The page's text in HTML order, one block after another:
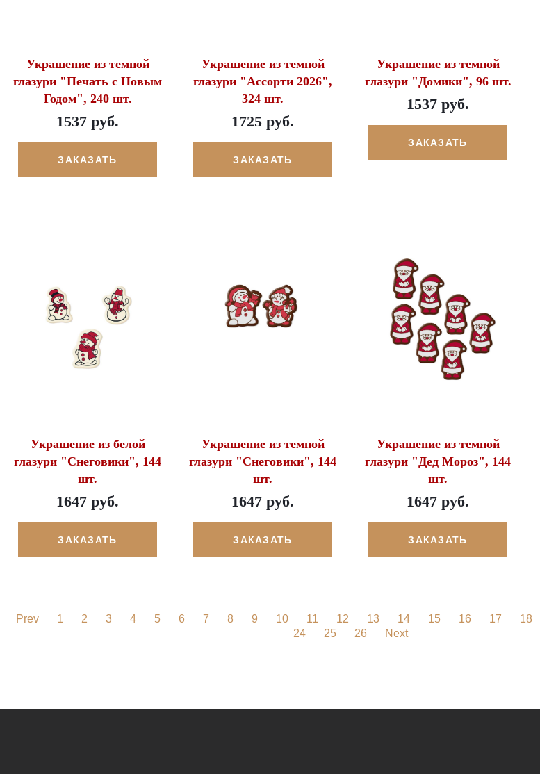
Украшение из темной
глазури "Печать с Новым
Годом", 240 шт.
1537 руб.
ЗАКАЗАТЬ
Украшение из темной
глазури "Ассорти 2026",
324 шт.
1725 руб.
ЗАКАЗАТЬ
Украшение из темной
глазури "Домики", 96 шт.
1537 руб.
ЗАКАЗАТЬ
Украшение из белой
глазури "Снеговики", 144
шт.
1647 руб.
ЗАКАЗАТЬ
Украшение из темной
глазури "Снеговики", 144
шт.
1647 руб.
ЗАКАЗАТЬ
Украшение из темной
глазури "Дед Мороз", 144
шт.
1647 руб.
ЗАКАЗАТЬ
Prev 1 2 3 4 5 6 7 8 9 10 11 12 13 14 15 16 17 18
24
25 26 Next